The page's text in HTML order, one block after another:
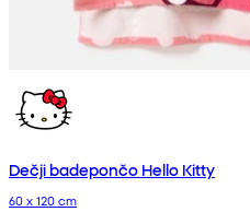
Dečji badepončo Hello Kitty
60 x 120 cm